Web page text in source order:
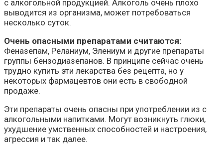
с алкогольной продукцией. Алкоголь очень плохо
выводится из организма, может потребоваться
несколько суток.
Очень опасными препаратами считаются:
Феназепам, Реланиум, Элениум и другие препараты
группы бензодиазепанов. В принципе сейчас очень
трудно купить эти лекарства без рецепта, но у
некоторых фармацевтов они есть в свободной
продаже.
Эти препараты очень опасны при употреблении из с
алкогольными напитками. Могут возникнуть глюки,
ухудшение умственных способностей и настроения,
агрессия и так далее.